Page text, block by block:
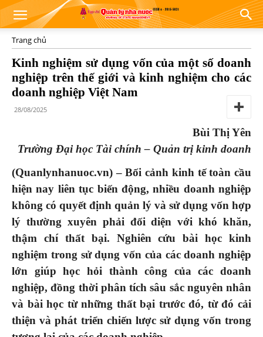
Trang chủ
Kinh nghiệm sử dụng vốn của một số doanh
nghiệp trên thế giới và kinh nghiệm cho các
doanh nghiệp Việt Nam
28/08/2025
Bùi Thị Yên
Trường Đại học Tài chính – Quản trị kinh doanh
(Quanlynhanuoc.vn) –Bối cảnh kinh tế toàn cầu
hiện nay liên tục biến động, nhiều doanh nghiệp
không có quyết định quản lý và sử dụng vốn hợp
lý thường xuyên phải đối diện với khó khăn,
thậm chí thất bại. Nghiên cứu bài học kinh
nghiệm trong sử dụng vốn của các doanh nghiệp
lớn giúp học hỏi thành công của các doanh
nghiệp, đồng thời phân tích sâu sắc nguyên nhân
và bài học từ những thất bại trước đó, từ đó cải
thiện và phát triển chiến lược sử dụng vốn trong